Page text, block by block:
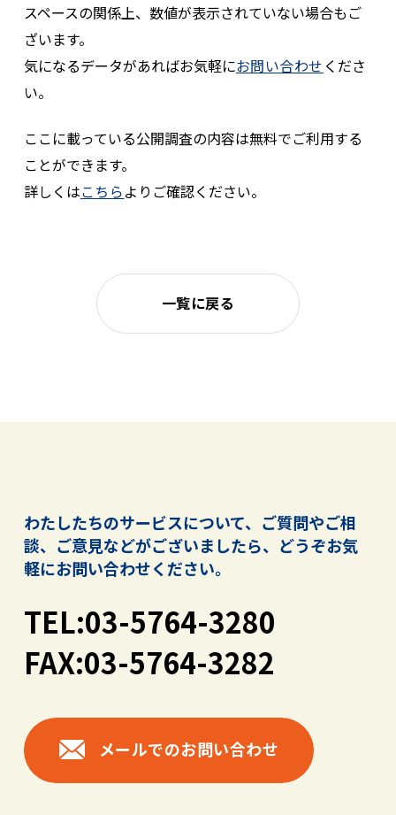
スペースの関係上、数値が表示されていない場合もご
ざいます。
気になるデータがあればお気軽にお問い合わせ くださ
い。
ここに載っている公開調査の内容は無料でご利用する
ことができます。
詳しくはこちらよりご確認ください。
一覧に戻る
わたしたちのサービスについて、ご質問やご相
談、ご意見などがございましたら、 どうぞお気
軽にお問い合わせください。
TEL:03-5764-3280
FAX:03-5764-3282
メールでのお問い合わせ